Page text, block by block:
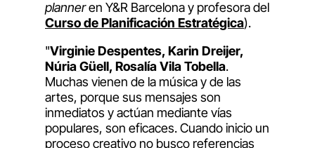
planneren Y&R Barcelona y profesora del
Curso de Planificación Estratégica).
"Virginie Despentes, Karin Dreijer,
Núria Güell, Rosalía Vila Tobella.
Muchas vienen de la música y de las
artes, porque sus mensajes son
inmediatos y actúan mediante vías
populares, son eficaces. Cuando inicio un
proceso creativo no busco referencias